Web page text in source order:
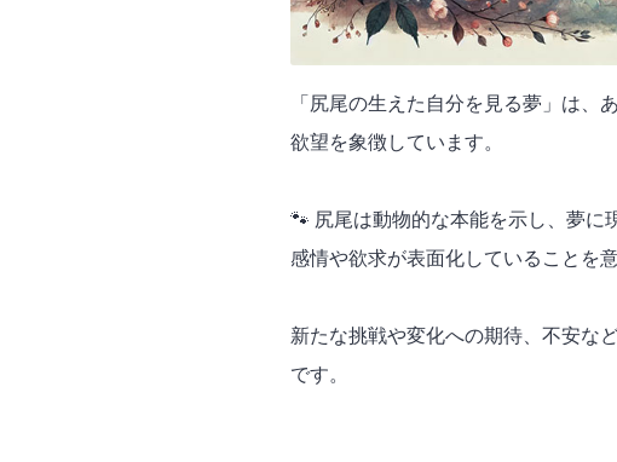
「尻尾の生えた自分を見る夢」は、
欲望を象徴しています。
🐾 尻尾は動物的な本能を示し、夢に
感情や欲求が表面化していることを意
新たな挑戦や変化への期待、不安な
です。